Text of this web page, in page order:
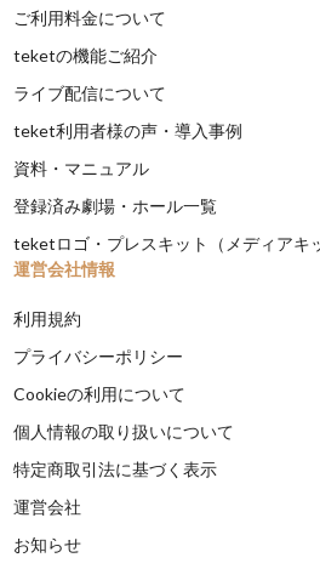
ご利用料金について
teketの機能ご紹介
ライブ配信について
teket利用者様の声・導入事例
資料・マニュアル
登録済み劇場・ホール一覧
teketロゴ・プレスキット（メディアキ
運営会社情報
利用規約
プライバシーポリシー
Cookieの利用について
個人情報の取り扱いについて
特定商取引法に基づく表示
運営会社
お知らせ